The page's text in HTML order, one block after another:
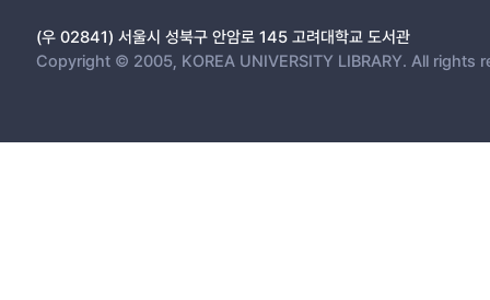
(우 02841) 서울시 성북구 안암로 145 고려대학교 도서관
Copyright © 2005, KOREA UNIVERSITY LIBRARY. All rights